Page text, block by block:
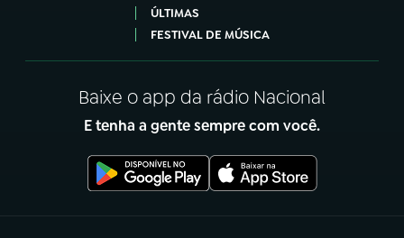
ÚLTIMAS
FESTIVAL DE MÚSICA
Baixe o app da rádio Nacional
E tenha a gente sempre com você.